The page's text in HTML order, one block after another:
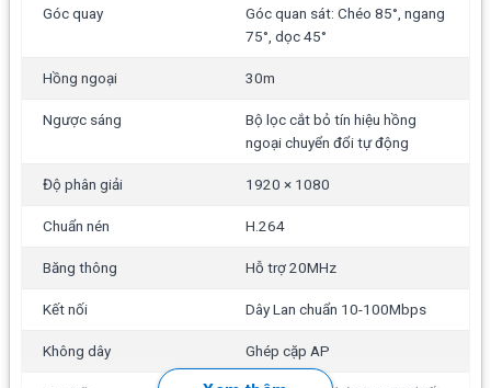
tiếp trên camera) hoặc tài khoản cloud, đồng thời phát
App tải miễnphí trọn đời trên
IOS/Android.
Ezviz C6N phù hợp cho nhu cầu quan sát đơn giản như số
tại: Phòng khách, Phòng học của trẻ,
Theo dõi người cao tuổi, Cửa hàng nhỏ, Phương tiện giao
Góc quay
Góc quan sát: Chéo 85°, ngang
75°, dọc 45°
Hồng ngoại 30m
Ngược sáng
Bộ lọc cắt bỏ tín hiệu hồng
ngoại chuyển đổi tự động
Độ phân giải 1920 × 1080
Chuẩn nén H.264
Băng thông Hỗ trợ 20MHz
Kết nối Dây Lan chuẩn 10-100Mbps
Không dây Ghép cặp AP